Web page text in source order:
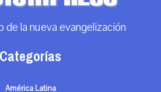
de la nueva evangelización
Categorías
América Latina